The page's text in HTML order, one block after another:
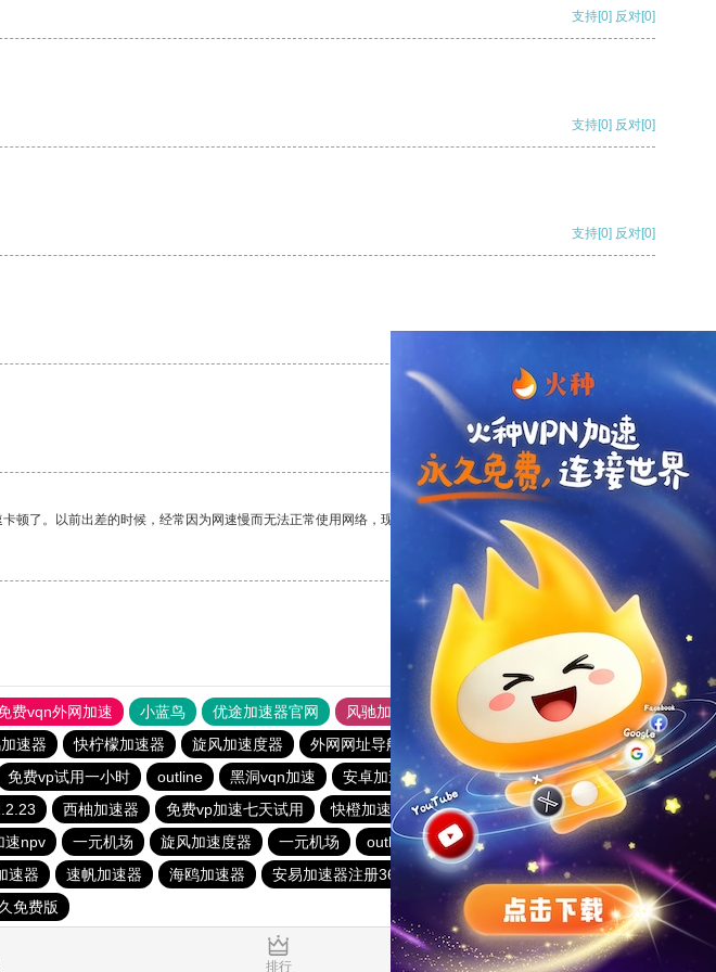
支持[0] 反对[0]
支持[0] 反对[0]
支持[0] 反对[0]
支持 [0] 反对 [0]
了。以前出差的时候，经常因为网速慢而无法正常使用网络，现在有了这个app，我再也不用担心了。
支持
费vqn外网加速 小蓝鸟 优途加速器官网 风驰加速器
旋风加速器
速器 快柠檬加速器 旋风加速度器 外网网址导航 软件中心 雷霆加速
狂飙加速器
免费vp试用一小时 outline 黑洞vqn加速 安卓加速器梯子
海鸥加速度
西柚加速器 免费vp加速七天试用 快橙加速器 飞跃加速器
雷霆加器速
速npv 一元机场 旋风加速度器 一元机场 outline 国外上网加速器
一元机场
速器 速帆加速器 海鸥加速器 安易加速器注册365天会员 猎豹加速器
暴雪加速器vp
免费版
排行 推荐